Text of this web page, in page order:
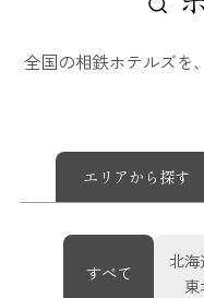
全国の相鉄ホテルズを
エリアから探す
すべて
北海
東